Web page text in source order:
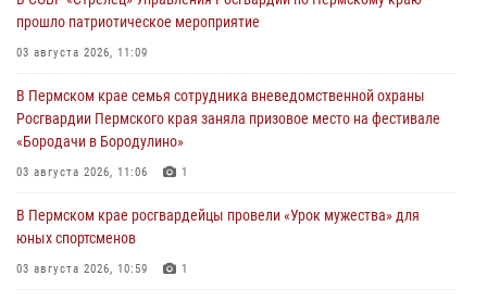
прошло патриотическое мероприятие
03 августа 2026, 11:09
В Пермском крае семья сотрудника вневедомственной охраны
Росгвардии Пермского края заняла призовое место на фестивале
«Бородачи в Бородулино»
03 августа 2026, 11:06 1
В Пермском крае росгвардейцы провели «Урок мужества» для
юных спортсменов
03 августа 2026, 10:59 1